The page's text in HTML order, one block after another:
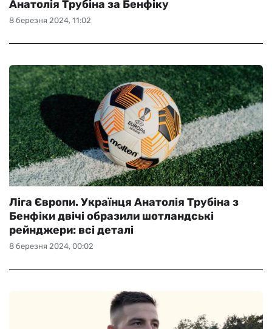
8 березня 2024, 11:02
Анатолія Трубіна за Бенфіку
8 березня 2024, 00:02
Ліга Європи. Українця Анатолія Трубіна з
Бенфіки двічі образили шотландські
рейнджери: всі деталі